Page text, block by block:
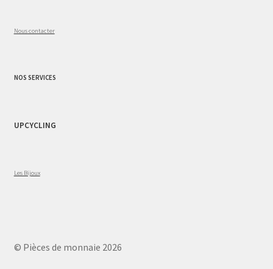
Nous contacter
NOS SERVICES
UPCYCLING
Les Bijoux
© Pièces de monnaie 2026